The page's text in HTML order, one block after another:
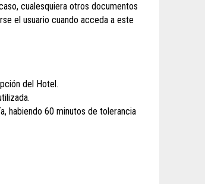
cualesquiera otros documentos
el usuario cuando acceda a este
del Hotel.
habiendo 60 minutos de tolerancia